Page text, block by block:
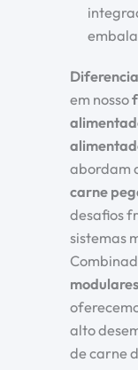
em nosso
abordam
carne
desafios
sistemas
alto
de carne